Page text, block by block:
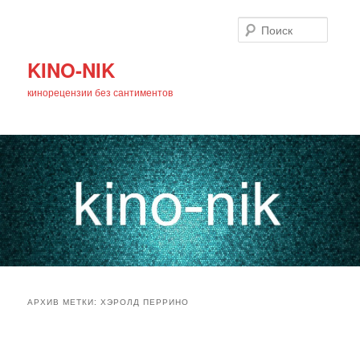
KINO-NIK
кинорецензии без сантиментов
АРХИВ МЕТКИ:ХЭРОЛД ПЕРРИНО